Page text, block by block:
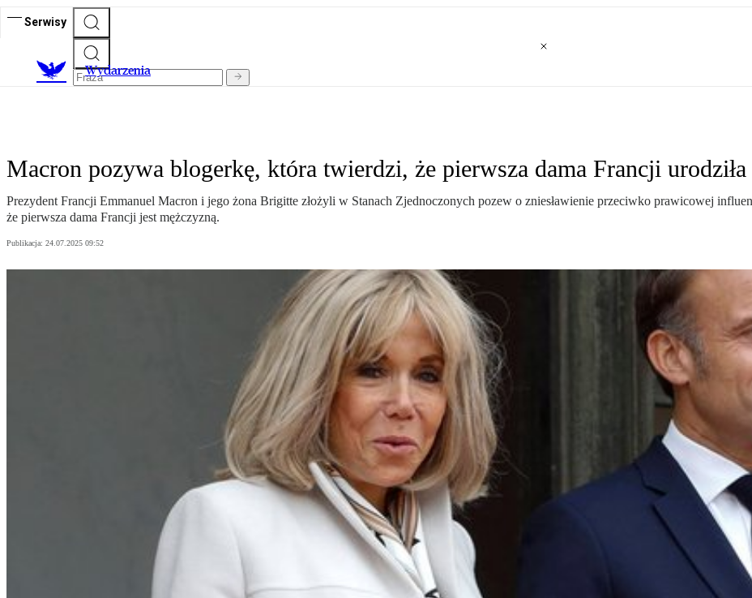
Serwisy
Wydarzenia
Macron pozywa blogerkę, która twierdzi, że pierwsza dama Francji
Prezydent Francji Emmanuel Macron i jego żona Brigitte złożyli w Stanach Zjednoczonych pozew o zniesławienie przeciwko prawicowej
że pierwsza dama Francji jest mężczyzną.
Publikacja: 24.07.2025 09:52